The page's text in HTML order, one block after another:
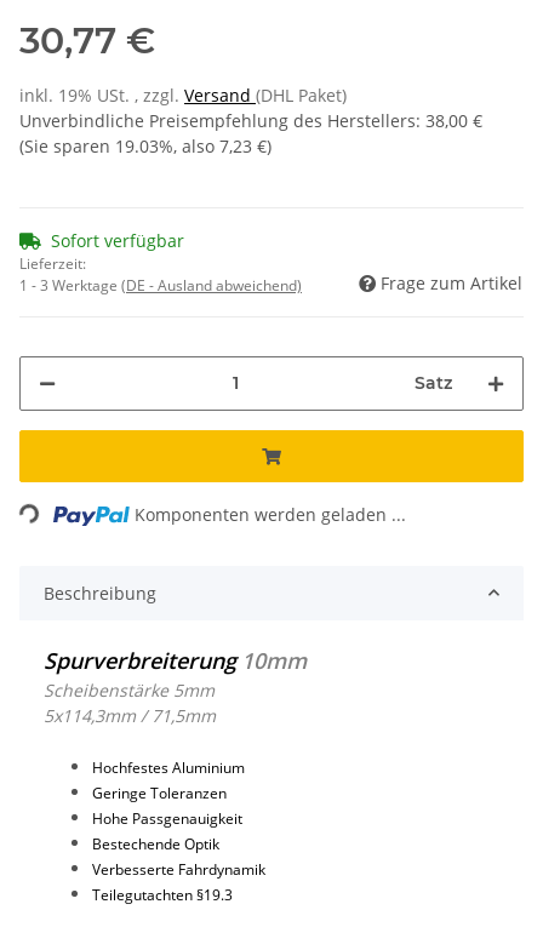
30,77 €
inkl. 19% USt. , zzgl. Versand (DHL Paket)
Unverbindliche Preisempfehlung des Herstellers: 38,00 €
(Sie sparen 19.03%, also 7,23 €)
Sofort verfügbar
Lieferzeit:
1 - 3 Werktage (DE - Ausland abweichend) Frage zum Artikel
Satz
Loading... Komponenten werden geladen ...
Beschreibung
Spurverbreiterung 10mm
Scheibenstärke 5mm
5x114,3mm / 71,5mm
Hochfestes Aluminium
Geringe Toleranzen
Hohe Passgenauigkeit
Bestechende Optik
Verbesserte Fahrdynamik
Teilegutachten §19.3